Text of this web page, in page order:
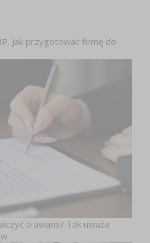
Jak przygotować firmę do
o awans? Tak uważa